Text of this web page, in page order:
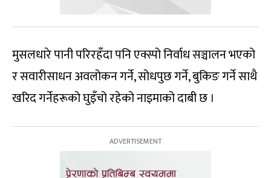
मुसलधारे पानी परिरहँदा पनि एक्स्पो निर्वाध सञ्चालन भएको
र सवारीसाधन अवलोकन गर्ने, सोधपुछ गर्ने, बुकिङ गर्ने साथै
खरिद गर्नेहरूको घुइँचो रहेको नाइमाको दाबी छ ।